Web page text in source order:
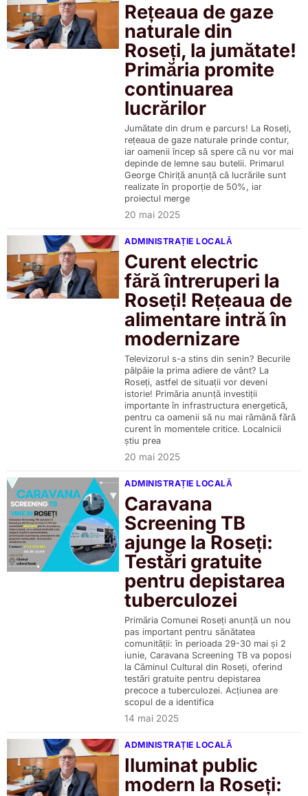
Rețeaua de gaze
naturale din
Roseți, la jumătate!
Primăria promite
continuarea
lucrărilor
Jumătate din drum e parcurs! La Roseți,
rețeaua de gaze naturale prinde contur,
iar oamenii încep să spere că nu vor mai
depinde de lemne sau butelii. Primarul
George Chiriță anunță că lucrările sunt
realizate în proporție de 50%, iar
proiectul merge
20 mai 2025
ADMINISTRAȚIE LOCALĂ
Curent electric
fără întreruperi la
Roseți! Rețeaua de
alimentare intră în
modernizare
Televizorul s-a stins din senin? Becurile
pâlpâie la prima adiere de vânt? La
Roseți, astfel de situații vor deveni
istorie! Primăria anunță investiții
importante în infrastructura energetică,
pentru ca oamenii să nu mai rămână fără
curent în momentele critice. Localnicii
știu prea
20 mai 2025
ADMINISTRAȚIE LOCALĂ
Caravana
Screening TB
ajunge la Roseți:
Testări gratuite
pentru depistarea
tuberculozei
Primăria Comunei Roseți anunță un nou
pas important pentru sănătatea
comunității: în perioada 29-30 mai și 2
iunie, Caravana Screening TB va poposi
la Căminul Cultural din Roseți, oferind
testări gratuite pentru depistarea
precoce a tuberculozei. Acțiunea are
scopul de a identifica
14 mai 2025
ADMINISTRAȚIE LOCALĂ
Iluminat public
modern la Roseți: